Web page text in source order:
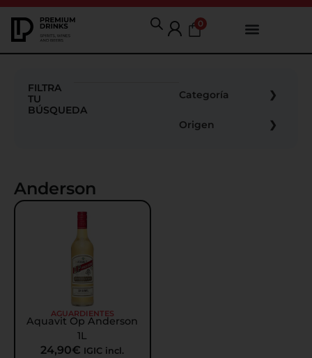
0
FILTRA
TU
BÚSQUEDA
Categoría
Origen
Anderson
AGUARDIENTES
Aquavit Op Anderson
1L
24,90€ IGIC incl.